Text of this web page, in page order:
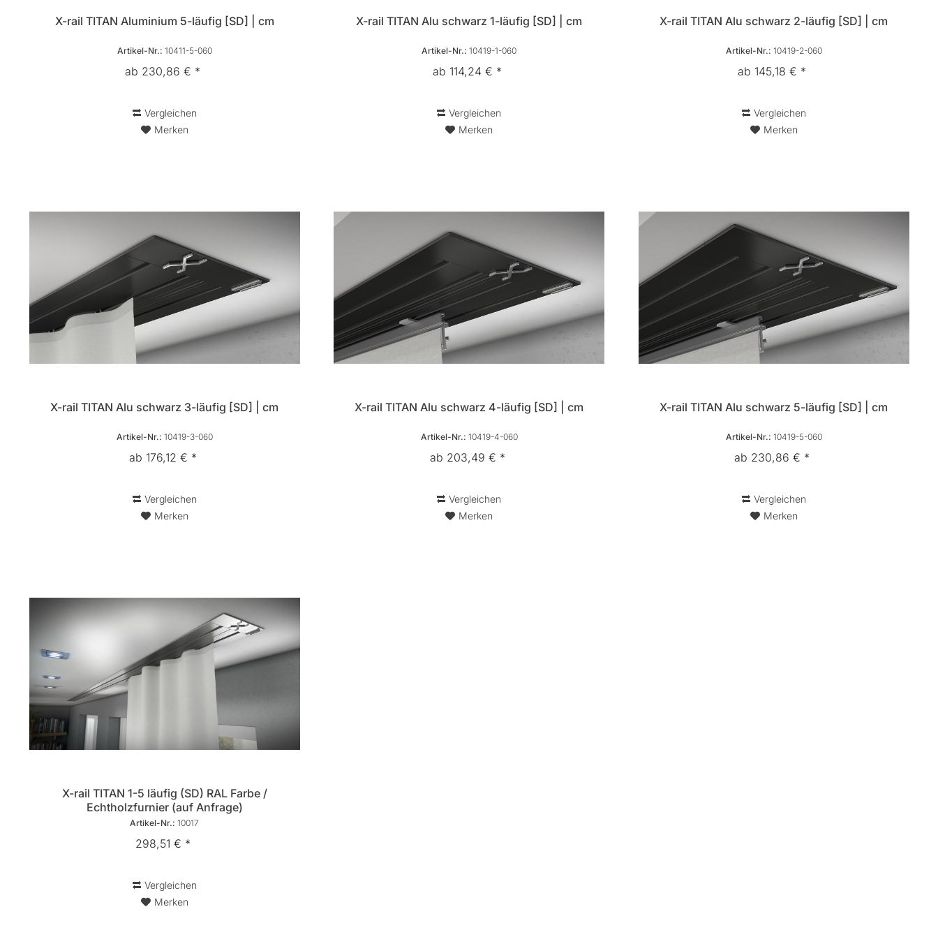
X-rail TITAN Aluminium 5-läufig [SD] | cm
Artikel-Nr.: 10411-5-060
ab 230,86 € *
Vergleichen
Merken
X-rail TITAN Alu schwarz 1-läufig [SD] | cm
Artikel-Nr.: 10419-1-060
ab 114,24 € *
Vergleichen
Merken
X-rail TITAN Alu schwarz 2-läufig [SD] | cm
Artikel-Nr.: 10419-2-060
ab 145,18 € *
Vergleichen
Merken
X-rail TITAN Alu schwarz 3-läufig [SD] | cm
Artikel-Nr.: 10419-3-060
ab 176,12 € *
Vergleichen
Merken
X-rail TITAN Alu schwarz 4-läufig [SD] | cm
Artikel-Nr.: 10419-4-060
ab 203,49 € *
Vergleichen
Merken
X-rail TITAN Alu schwarz 5-läufig [SD] | cm
Artikel-Nr.: 10419-5-060
ab 230,86 € *
Vergleichen
Merken
X-rail TITAN 1-5 läufig (SD) RAL Farbe /
Echtholzfurnier (auf Anfrage)
Artikel-Nr.: 10017
298,51 € *
Vergleichen
Merken